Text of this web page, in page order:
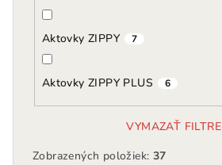
Aktovky ZIPPY 7
Aktovky ZIPPY PLUS 6
VYMAZAŤ FILTRE
Zobrazených položiek: 37